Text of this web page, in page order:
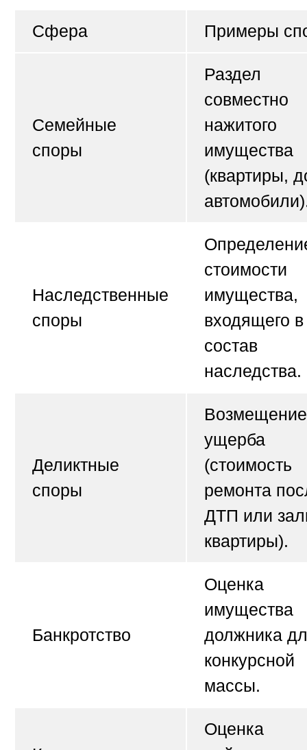
Сфера Примеры
Семейные
споры
Раздел
совместно
нажитого
имущества
(квартиры,
Наследственные
споры
стоимости
имущества,
входящего в
состав
наследства.
Деликтные
споры
Возмещение
ущерба
(стоимость
ремонта
ДТП или
квартиры).
Банкротство
Оценка
имущества
должника
конкурсной
массы.
Оценка